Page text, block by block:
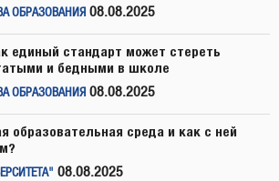
ОБРАЗОВАНИЯ 08.08.2025
единый стандарт может стереть
и бедными в школе
ОБРАЗОВАНИЯ 08.08.2025
образовательная среда и как с ней
08.08.2025